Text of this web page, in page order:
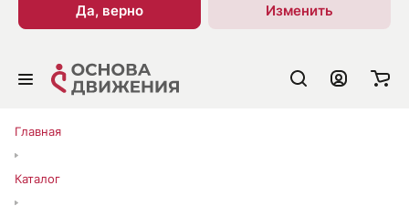
Да, верно Изменить
Главная
Каталог